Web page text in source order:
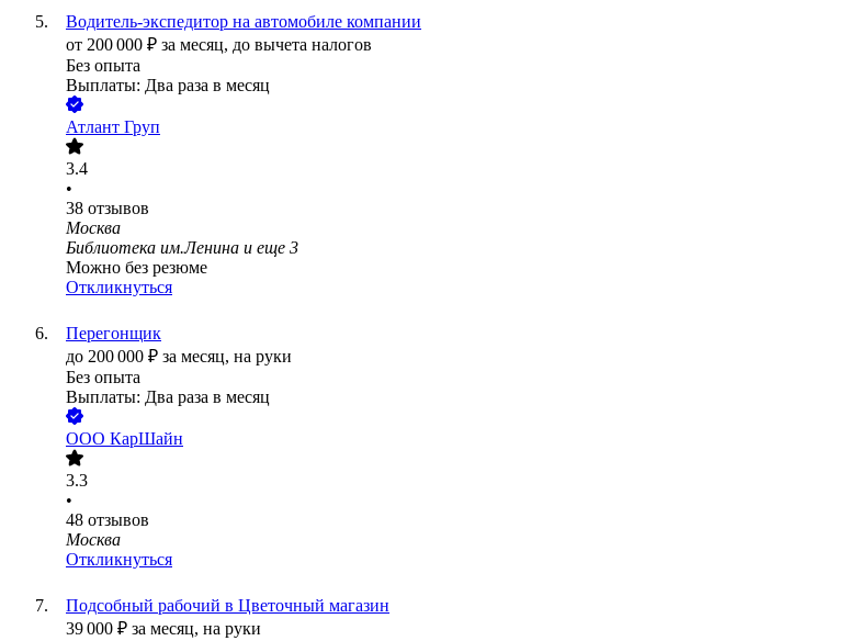
Водитель-экспедитор на автомобиле компании
от 200 000 ₽ за месяц, до вычета налогов
Без опыта
Выплаты: Два раза в месяц
Атлант Груп
3.4
•
38 отзывов
Москва
Библиотека им.Ленина и еще 3
Можно без резюме
Откликнуться
Перегонщик
до 200 000 ₽ за месяц, на руки
Без опыта
Выплаты: Два раза в месяц
ООО КарШайн
3.3
•
48 отзывов
Москва
Откликнуться
Подсобный рабочий в Цветочный магазин
39 000 ₽ за месяц, на руки